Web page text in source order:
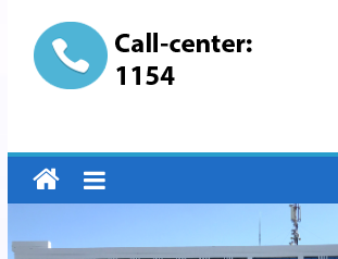
“Buxoro
hududiy
elektr
tarmoqlari